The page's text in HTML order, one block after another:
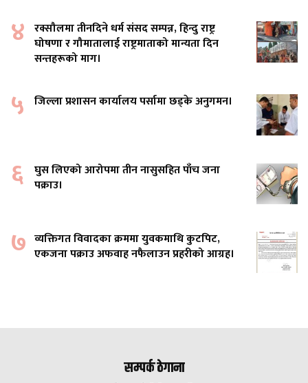
४ रक्सौलमा तीनदिने धर्म संसद सम्पन्न, हिन्दु राष्ट्र
घोषणा र गौमातालाई राष्ट्रमाताको मान्यता दिन
सन्तहरूको माग।
५ जिल्ला प्रशासन कार्यालय पर्सामा छड्के अनुगमन।
६ घुस लिएको आरोपमा तीन नासुसहित पाँच जना
पक्राउ।
७ व्यक्तिगत विवादका क्रममा युवकमाथि कुटपिट,
एकजना पक्राउ अफवाह नफैलाउन प्रहरीको आग्रह।
सम्पर्क ठेगाना